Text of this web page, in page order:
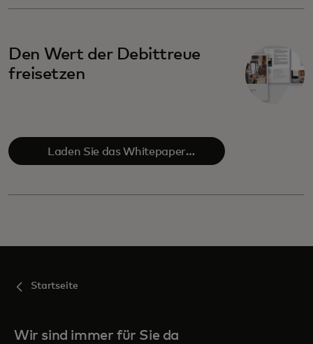
Den Wert der Debittreue
freisetzen
Laden Sie das Whitepaper
Startseite
Wir sind immer für Sie da